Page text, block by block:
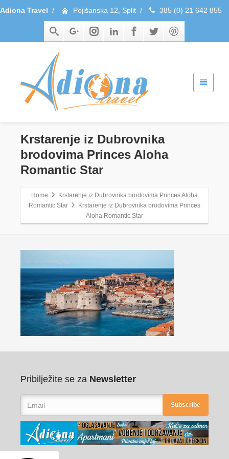
Adiona Travel / Pojišanska 12, Split / 385 (0) 21 642 855
Krstarenje iz Dubrovnika
brodovima Princes Aloha
Romantic Star
Home
Krstarenje iz Dubrovnika brodovima Princes Aloha
Romantic Star
Krstarenje iz Dubrovnika brodovima Princes
Aloha Romantic Star
Pribilježite se za Newsletter
Subscribe